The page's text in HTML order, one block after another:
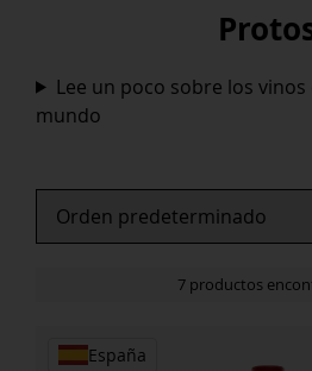
Lee un poco sobre los
mundo
7 productos
España